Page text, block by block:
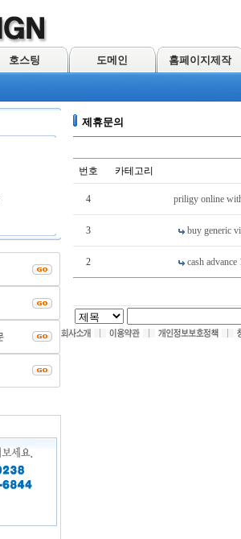
호스팅 도메인 홈페이지제작
제휴문의
번호 카테고리
4 priligy online
3 buy generic
2 cash advance